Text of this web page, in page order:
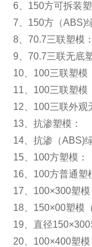
6、150方可拆
7、150方（ABS)
8、70.7三联塑
9、70.7三联无
10、100三联
11、100三联
12、100三联外
13、抗渗塑模
14、抗渗（
15、100方塑模
16、100方普通
17、100×300
18、150×00塑模
19、直径150×300
20、100×400塑